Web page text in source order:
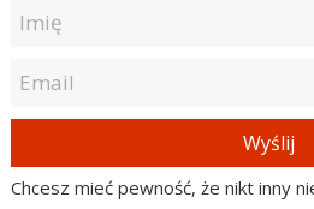
Wyślij
Chcesz mieć pewność, że nikt inny